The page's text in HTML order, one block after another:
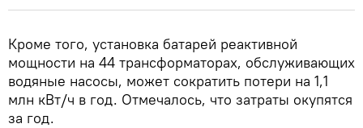
Кроме того, установка батарей реактивной
мощности на 44 трансформаторах, обслуживающих
водяные насосы, может сократить потери на 1,1
млн кВт/ч в год. Отмечалось, что затраты окупятся
за год.